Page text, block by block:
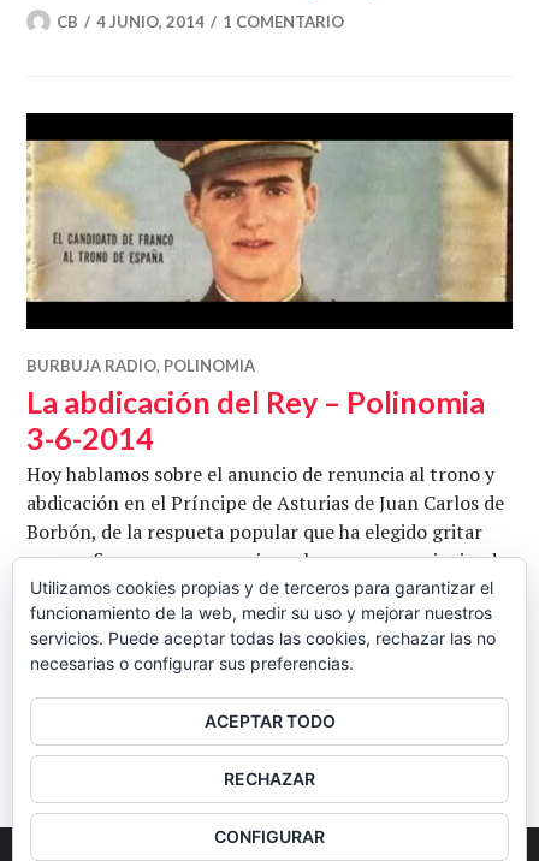
CB 4 JUNIO, 2014 1 COMENTARIO
BURBUJA RADIO, POLINOMIA
La abdicación del Rey – Polinomia
3-6-2014
Hoy hablamos sobre el anuncio de renuncia al trono y
abdicación en el Príncipe de Asturias de Juan Carlos de
Borbón, de la respueta popular que ha elegido gritar
que prefieren ser sus propios soberanos a seguir siendo
súdbitos, de la Ley Orgánica que regulará la sucesión al
frente de la Jefatura del Estado, de los motivos de la
abdicación y del blindaje jurídico del …Seguir leyendo
BARRA
LATERAL
Utilizamos cookies propias y de terceros para garantizar el
funcionamiento de la web, medir su uso y mejorar nuestros
servicios. Puede aceptar todas las cookies, rechazar las no
necesarias o configurar sus preferencias.
ACEPTAR TODO
RECHAZAR
CONFIGURAR